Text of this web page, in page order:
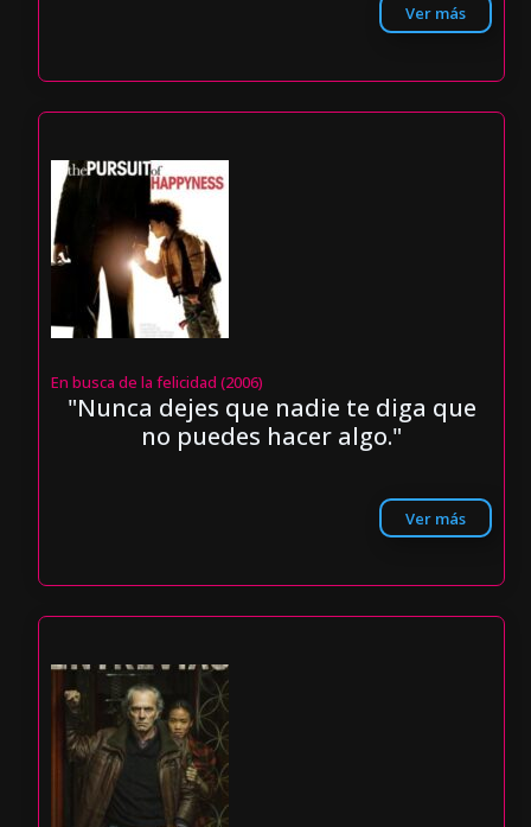
Ver más
En busca de la felicidad (2006)
"Nunca dejes que nadie te diga que
no puedes hacer algo."
Ver más